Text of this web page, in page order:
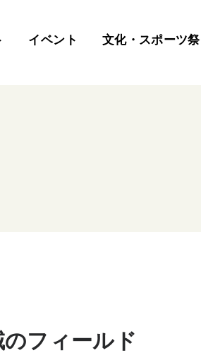
イベント 文化・スポーツ祭
フィールド